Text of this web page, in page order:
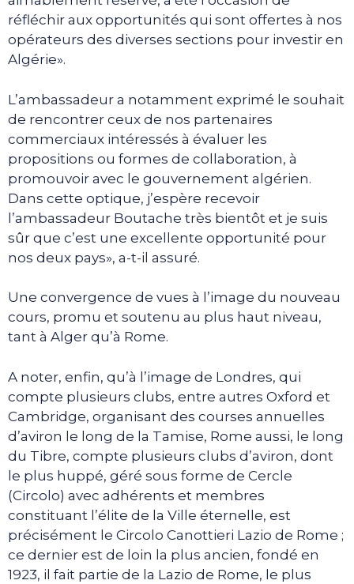
réfléchir aux opportunités qui sont offertes à nos
opérateurs des diverses sections pour investir en
Algérie».
L’ambassadeur a notamment exprimé le souhait
de rencontrer ceux de nos partenaires
commerciaux intéressés à évaluer les
propositions ou formes de collaboration, à
promouvoir avec le gouvernement algérien.
Dans cette optique, j’espère recevoir
l’ambassadeur Boutache très bientôt et je suis
sûr que c’est une excellente opportunité pour
nos deux pays», a-t-il assuré.
Une convergence de vues à l’image du nouveau
cours, promu et soutenu au plus haut niveau,
tant à Alger qu’à Rome.
A noter, enfin, qu’à l’image de Londres, qui
compte plusieurs clubs, entre autres Oxford et
Cambridge, organisant des courses annuelles
d’aviron le long de la Tamise, Rome aussi, le long
du Tibre, compte plusieurs clubs d’aviron, dont
le plus huppé, géré sous forme de Cercle
(Circolo) avec adhérents et membres
constituant l’élite de la Ville éternelle, est
précisément le Circolo Canottieri Lazio de Rome ;
ce dernier est de loin la plus ancien, fondé en
1923, il fait partie de la Lazio de Rome, le plus